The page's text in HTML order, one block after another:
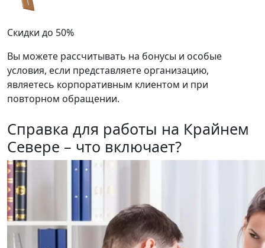
Скидки до 50%
Вы можете рассчитывать на бонусы и особые
условия, если представляете организацию,
являетесь корпоративным клиентом и при
повторном обращении.
Справка для работы на Крайнем
Севере – что включает?